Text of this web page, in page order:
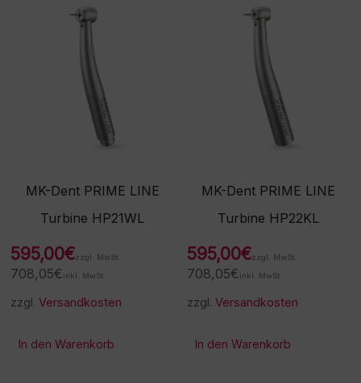
MK-Dent PRIME LINE
Turbine HP21WL
595,00€zzgl. MwSt.
708,05€ inkl. MwSt.
zzgl.Versandkosten
In den Warenkorb
MK-Dent PRIME LINE
Turbine HP22KL
595,00€zzgl. MwSt.
708,05€ inkl. MwSt.
zzgl.Versandkosten
In den Warenkorb